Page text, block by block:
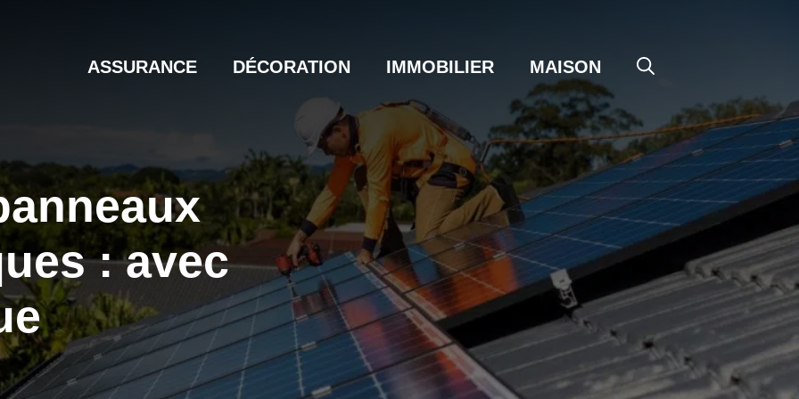
ASSURANCE DÉCORATION IMMOBILIER MAISON
: avec